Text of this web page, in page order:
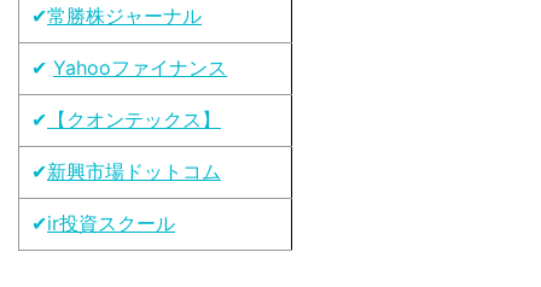
✔常勝株ジャーナル
✔ Yahooファイナンス
✔ 【クオンテックス】
✔新興市場ドットコム
✔ir投資スクール